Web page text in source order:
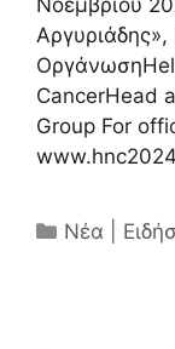
CancerHead
Group For
Κατηγορίες
Νέα |